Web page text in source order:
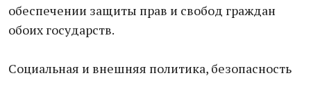
обеспечении защиты прав и свобод граждан
обоих государств.
Социальная и внешняя политика, безопасность